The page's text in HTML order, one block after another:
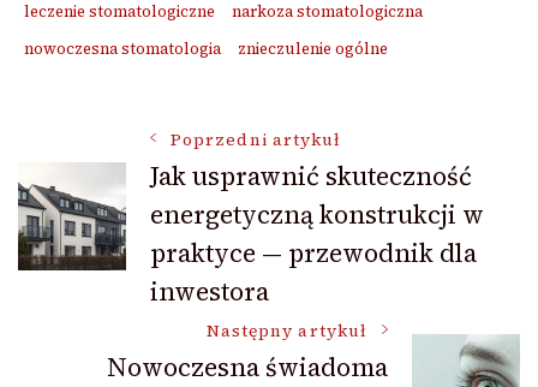
leczenie stomatologiczne
narkoza stomatologiczna
nowoczesna stomatologia
znieczulenie ogólne
Nawigacja
wpisu
Poprzedni artykuł
Jak usprawnić skuteczność
energetyczną konstrukcji w
praktyce — przewodnik dla
inwestora
Następny artykuł
Nowoczesna świadoma